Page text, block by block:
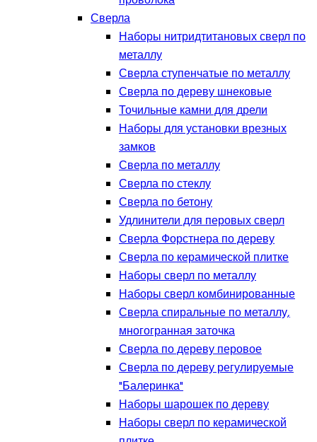
Сверла
Наборы нитридтитановых сверл по
металлу
Сверла ступенчатые по металлу
Сверла по дереву шнековые
Точильные камни для дрели
Наборы для установки врезных
замков
Сверла по металлу
Сверла по стеклу
Сверла по бетону
Удлинители для перовых сверл
Сверла Форстнера по дереву
Сверла по керамической плитке
Наборы сверл по металлу
Наборы сверл комбинированные
Сверла спиральные по металлу,
многогранная заточка
Сверла по дереву перовое
Сверла по дереву регулируемые
"Балеринка"
Наборы шарошек по дереву
Наборы сверл по керамической